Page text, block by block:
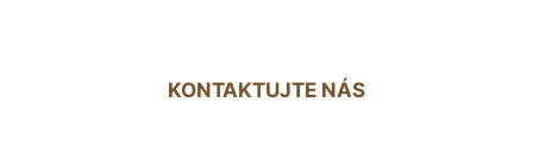
KONTAKTUJTE NÁS